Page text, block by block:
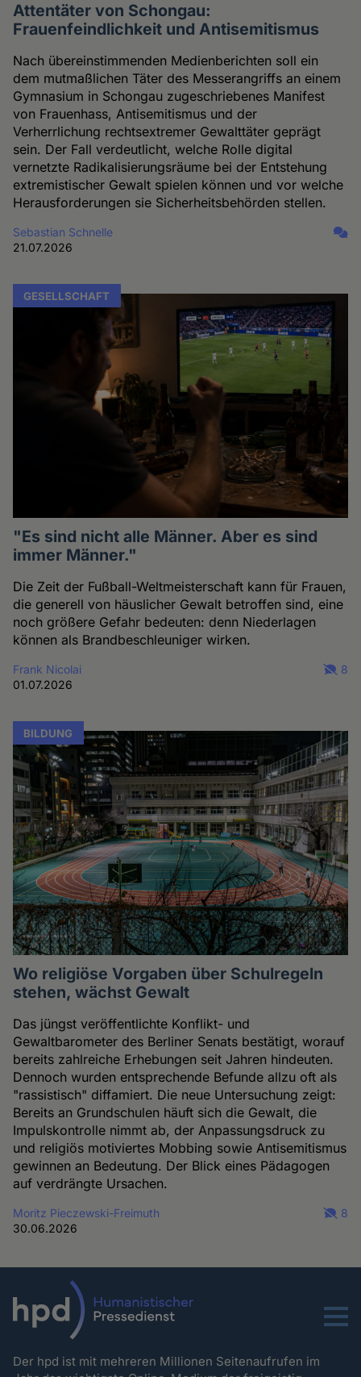
Attentäter von Schongau:
Frauenfeindlichkeit und Antisemitismus
Nach übereinstimmenden Medienberichten soll ein
dem mutmaßlichen Täter des Messerangriffs an einem
Gymnasium in Schongau zugeschriebenes Manifest
von Frauenhass, Antisemitismus und der
Verherrlichung rechtsextremer Gewalttäter geprägt
sein. Der Fall verdeutlicht, welche Rolle digital
vernetzte Radikalisierungsräume bei der Entstehung
extremistischer Gewalt spielen können und vor welche
Herausforderungen sie Sicherheitsbehörden stellen.
Sebastian Schnelle
21.07.2026
GESELLSCHAFT
"Es sind nicht alle Männer. Aber es sind
immer Männer."
Die Zeit der Fußball-Weltmeisterschaft kann für Frauen,
die generell von häuslicher Gewalt betroffen sind, eine
noch größere Gefahr bedeuten: denn Niederlagen
können als Brandbeschleuniger wirken.
Frank Nicolai
01.07.2026
8
BILDUNG
Wo religiöse Vorgaben über Schulregeln
stehen, wächst Gewalt
Das jüngst veröffentlichte Konflikt- und
Gewaltbarometer des Berliner Senats bestätigt, worauf
bereits zahlreiche Erhebungen seit Jahren hindeuten.
Dennoch wurden entsprechende Befunde allzu oft als
"rassistisch" diffamiert. Die neue Untersuchung zeigt:
Bereits an Grundschulen häuft sich die Gewalt, die
Impulskontrolle nimmt ab, der Anpassungsdruck zu
und religiös motiviertes Mobbing sowie Antisemitismus
gewinnen an Bedeutung. Der Blick eines Pädagogen
auf verdrängte Ursachen.
Moritz Pieczewski-Freimuth
30.06.2026
8
Menu
Der hpd ist mit mehreren Millionen Seitenaufrufen im